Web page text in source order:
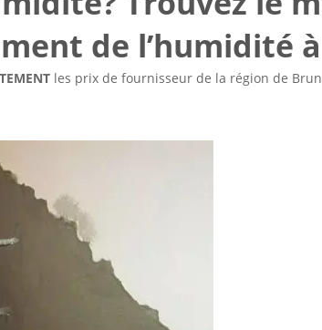
de l’humidité
les prix de fournisseur de la région de